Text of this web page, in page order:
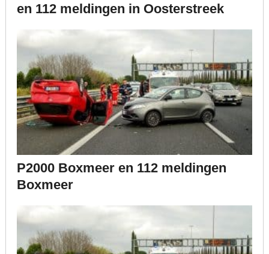
en 112 meldingen in Oosterstreek
P2000 Boxmeer en 112 meldingen
Boxmeer